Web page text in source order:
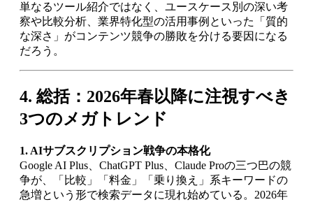
単なるツール紹介ではなく、ユースケース別の深い考
察や比較分析、業界特化型の活用事例といった「質的
な深さ」がコンテンツ競争の勝敗を分ける要因になる
だろう。
4. 総括：2026年春以降に注視すべき
3つのメガトレンド
1. AIサブスクリプション戦争の本格化
Google AI Plus、ChatGPT Plus、Claude Proの三つ巴の競
争が、「比較」「料金」「乗り換え」系キーワードの
急増という形で検索データに現れ始めている。2026年